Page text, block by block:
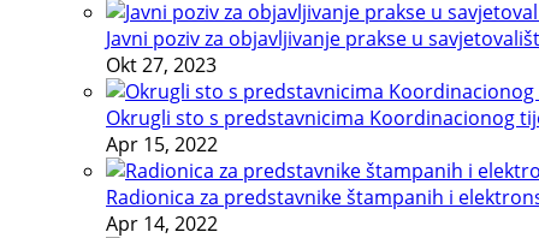
Javni poziv za objavljivanje prakse u
Okt 27, 2023
Okrugli sto s predstavnicima Koordinacionog
Apr 15, 2022
Radionica za predstavnike štampanih i
Apr 14, 2022